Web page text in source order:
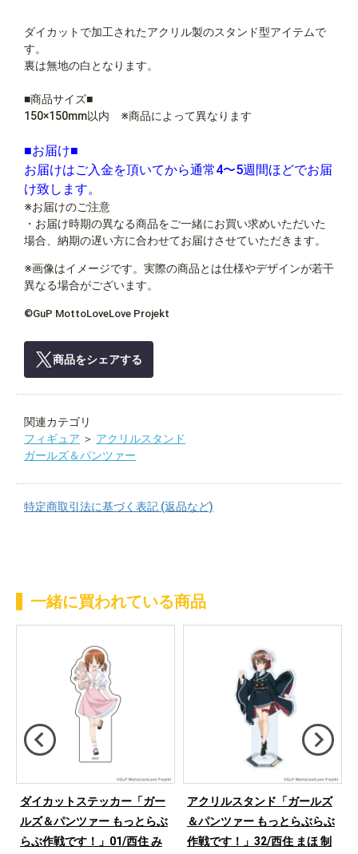
ダイカットで加工されたアクリル製のスタンド型アイテムで
す。
裏は無地の白となります。
■商品サイズ■
150×150mm以内 ※商品によって異なります
■お届け■
お届けはご入金を頂いてから通常4〜5週間ほどでお届
け致します。
※お届けのご注意
・お届け時期の異なる商品をご一緒にお買い求めいただいた
場合、納期の遅い方に合わせてお届けさせていただきます。
※画像はイメージです。実際の商品とは仕様やデザインが若干
異なる場合がございます。
©GuP MottoLoveLove Projekt
商品をシェアする
関連カテゴリ
フィギュア ＞ アクリルスタンド
ガールズ＆パンツァー
特定商取引法に基づく表記 (返品など)
一緒に買われている商品
ダイカットステッカー「ガー
ルズ＆パンツァー もっとらぶ
らぶ作戦です！」01/西住 み
アクリルスタンド「ガールズ
＆パンツァー もっとらぶらぶ
作戦です！」32/西住 まほ 制